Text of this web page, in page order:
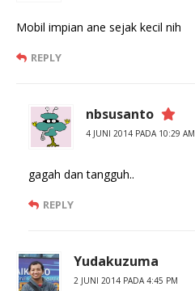
Mobil impian ane sejak kecil nih
REPLY
nbsusanto
4 JUNI 2014 PADA 10:29 AM
gagah dan tangguh..
REPLY
Yudakuzuma
2 JUNI 2014 PADA 4:45 PM